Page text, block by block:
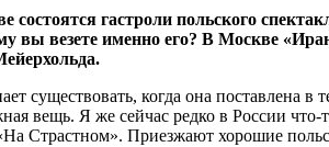
состоятся гастроли польского
вы везете именно его? В Москве
существовать, когда она поставлена
вещь. Я же сейчас редко в России
Страстном». Приезжают хорошие